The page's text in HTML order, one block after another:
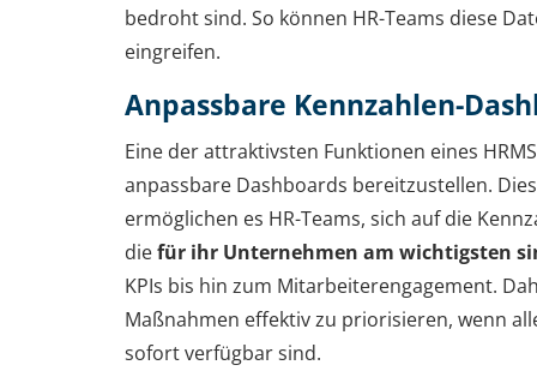
bedroht sind. So können HR-Teams diese
eingreifen.
Anpassbare Kennzahlen-
Eine der attraktivsten Funktionen eines
anpassbare Dashboards bereitzustellen.
ermöglichen es HR-Teams, sich auf die
diefür ihr Unternehmen am wichtigsten
KPIs bis hin zum Mitarbeiterengagement.
Maßnahmen effektiv zu priorisieren, wenn
sofort verfügbar sind.